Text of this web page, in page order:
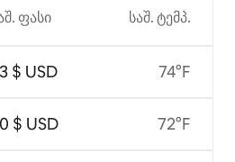
ფასი
$ USD
$ USD
საშ. ტემპ.
74°F
72°F